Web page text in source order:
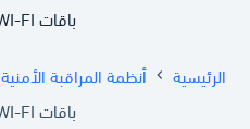
باقات WI-FI
الرئيسية
أنظمة المراقبة الأمنية
باقات WI-FI